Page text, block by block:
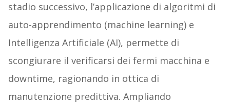
stadio successivo, l’applicazione di algoritmi di
auto-apprendimento (machine learning) e
Intelligenza Artificiale (AI), permette di
scongiurare il verificarsi dei fermi macchina e
downtime, ragionando in ottica di
manutenzione predittiva. Ampliando